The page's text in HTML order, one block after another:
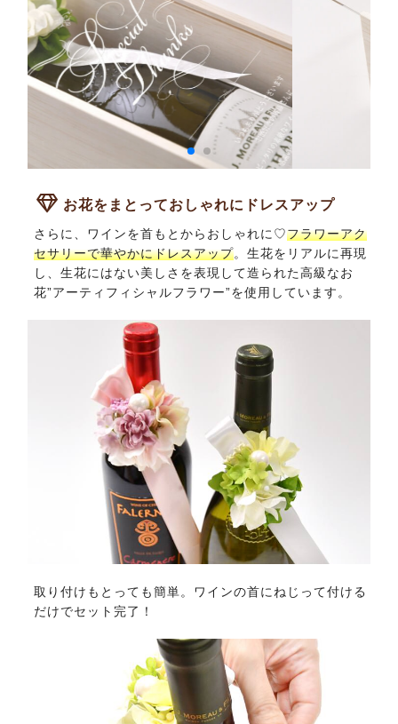
お花をまとっておしゃれにドレスアップ
さらに、ワインを首もとからおしゃれに♡フラワーアク
セサリーで華やかにドレスアップ。生花をリアルに再現
し、生花にはない美しさを表現して造られた高級なお
花”アーティフィシャルフラワー”を使用しています。
取り付けもとっても簡単。ワインの首にねじって付ける
だけでセット完了！